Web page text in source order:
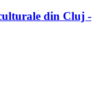
din Cluj -